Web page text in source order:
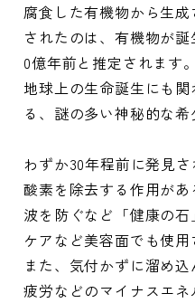
腐食した有機物から生
されたのは、有機物が
0億年前と推定されます。
地球上の生命誕生にも
る、謎の多い神秘的な希
わずか30年程前に発見
酸素を除去する作用が
波を防ぐなど「健康の
ケアなど美容面でも使用
また、気付かずに溜め込
疲労などのマイナスエ